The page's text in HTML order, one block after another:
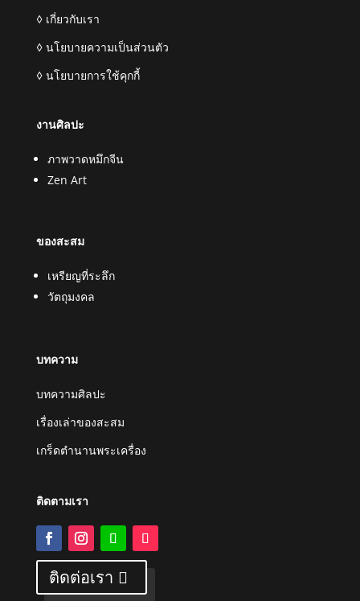
◊ เกี่ยวกับเรา
◊ นโยบายความเป็นส่วนตัว
◊ นโยบายการใช้คุกกี้
งานศิลปะ
ภาพวาดหมึกจีน
Zen Art
ของสะสม
เหรียญที่ระลึก
วัตถุมงคล
บทความ
บทความศิลปะ
เรื่องเล่าของสะสม
เกร็ดตำนานพระเครื่อง
ติดตามเรา
ติดต่อเรา